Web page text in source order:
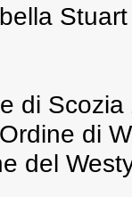
di
di
del